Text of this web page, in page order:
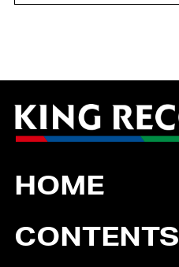
HOME
CONTENTS